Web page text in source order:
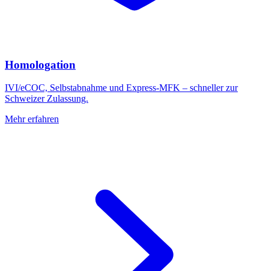
Homologation
IVI/eCOC, Selbstabnahme und Express-MFK – schneller zur
Schweizer Zulassung.
Mehr erfahren